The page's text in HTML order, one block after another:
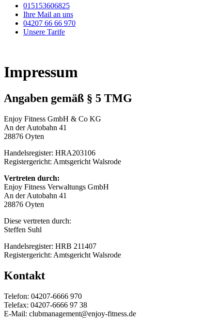
015153606825
Ihre Mail an uns
04207 66 66 970
Unsere Tarife
Impressum
Angaben gemäß § 5 TMG
Enjoy Fitness GmbH & Co KG
An der Autobahn 41
28876 Oyten
Handelsregister: HRA203106
Registergericht: Amtsgericht Walsrode
Vertreten durch:
Enjoy Fitness Verwaltungs GmbH
An der Autobahn 41
28876 Oyten
Diese vertreten durch:
Steffen Suhl
Handelsregister: HRB 211407
Registergericht: Amtsgericht Walsrode
Kontakt
Telefon: 04207-6666 970
Telefax: 04207-6666 97 38
E-Mail: clubmanagement@enjoy-fitness.de